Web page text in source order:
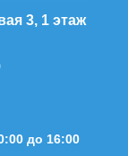
3, 1 этаж
до 16:00